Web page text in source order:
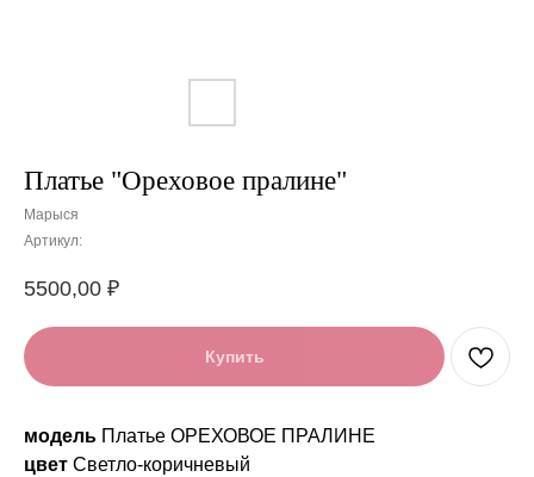
Платье "Ореховое пралине"
Марыся
Артикул:
5500,00 ₽
Купить
модель Платье ОРЕХОВОЕ ПРАЛИНЕ
цвет Светло-коричневый